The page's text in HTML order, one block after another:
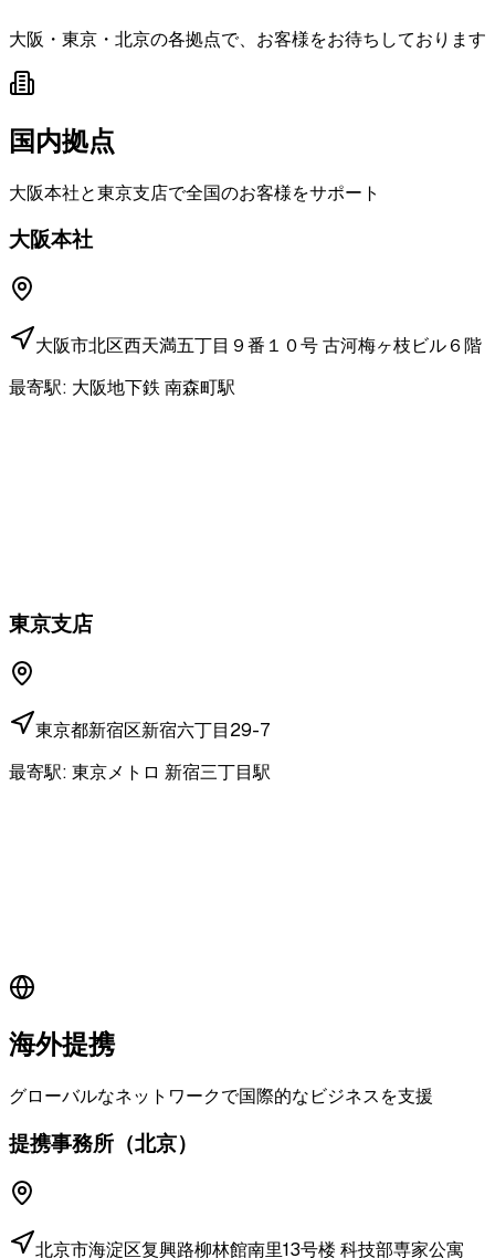
大阪・東京・北京の各拠点で、お客様をお待ちしております
国内拠点
大阪本社と東京支店で全国のお客様をサポート
大阪本社
大阪市北区西天満五丁目９番１０号 古河梅ヶ枝ビル６階
最寄駅: 大阪地下鉄 南森町駅
東京支店
東京都新宿区新宿六丁目29-7
最寄駅: 東京メトロ 新宿三丁目駅
海外提携
グローバルなネットワークで国際的なビジネスを支援
提携事務所（北京）
北京市海淀区复興路柳林館南里13号楼 科技部専家公寓